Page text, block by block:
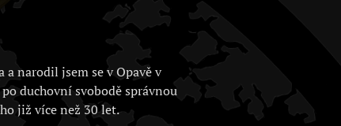
narodil jsem se v Opavě v
duchovní svobodě správnou
již více než 30 let.